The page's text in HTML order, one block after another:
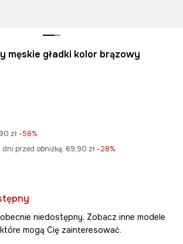
męskie gładki kolor brązowy
zł -58%
przed obniżką: 69,90 zł -28%
niedostępny. Zobacz inne modele
mogą Cię zainteresować.